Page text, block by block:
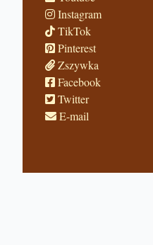
Instagram
TikTok
Pinterest
Zszywka
Facebook
Twitter
E-mail